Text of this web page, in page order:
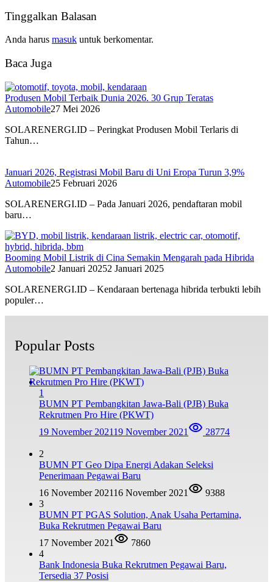
Tinggalkan Balasan
Anda harus masuk untuk berkomentar.
Baca Juga
Produsen Mobil Terbaik Dunia 2026. 30 Grup Teratas
Automobile27 Mei 2026
SOLARENERGI.ID – Peringkat Produsen Mobil Terlaris di
Tahun…
Januari 2026, Registrasi Mobil Baru di Uni Eropa Turun 3,9%
Automobile25 Februari 2026
SOLARENERGI.ID – Pada Januari 2026, pendaftaran mobil
baru…
Booming Mobil Listrik di Cina Semakin Mengarah pada Hibrida
Automobile2 Januari 20252 Januari 2025
SOLARENERGI.ID – Kendaraan bertenaga hibrida terbukti lebih
populer…
Popular Posts
1
BUMN PT Pembangkitan Jawa-Bali (PJB) Buka
Rekrutmen Pro Hire (PKWT)
19 November 202119 November 2021 28774
2
BUMN PT Geo Dipa Energi Adakan Seleksi
Penerimaan Pegawai Baru
16 November 202116 November 2021
9388
3
BUMN PT PGAS Solution, Anak Usaha Pertamina,
Buka Rekrutmen Pegawai Baru
17 November 2021
7860
4
Bank Indonesia Buka Rekrutmen Pegawai Baru,
Tersedia 37 Posisi